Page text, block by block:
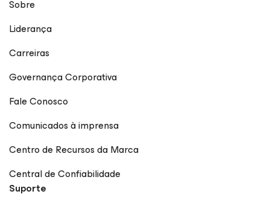
Sobre
Liderança
Carreiras
Governança Corporativa
Fale Conosco
Comunicados à imprensa
Centro de Recursos da Marca
Central de Confiabilidade
Suporte